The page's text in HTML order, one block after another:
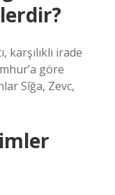
irade
göre
Sîğa, Zevc,